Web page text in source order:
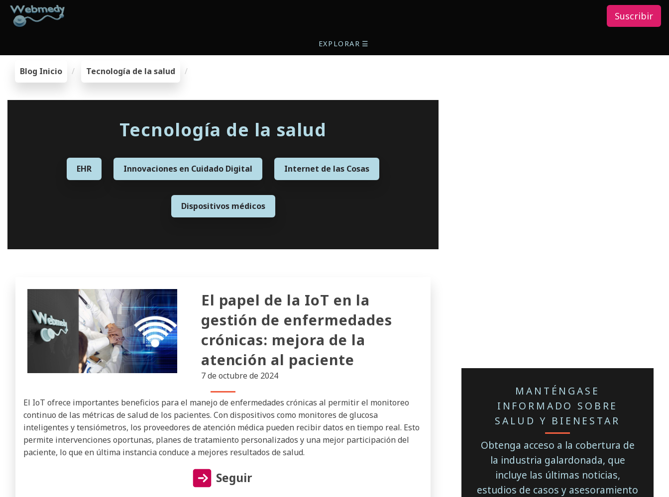
Suscribir
EXPLORAR ☰
Blog Inicio Tecnología de la salud
Tecnología de la salud
EHR Innovaciones en Cuidado Digital Internet de las Cosas
Dispositivos médicos
El papel de la IoT en la
gestión de enfermedades
crónicas: mejora de la
atención al paciente
7 de octubre de 2024
El IoT ofrece importantes beneficios para el manejo de enfermedades crónicas al permitir el monitoreo
continuo de las métricas de salud de los pacientes. Con dispositivos como monitores de glucosa
inteligentes y tensiómetros, los proveedores de atención médica pueden recibir datos en tiempo real. Esto
permite intervenciones oportunas, planes de tratamiento personalizados y una mejor participación del
paciente, lo que en última instancia conduce a mejores resultados de salud.
Seguir
MANTÉNGASE
INFORMADO SOBRE
SALUD Y BIENESTAR
Obtenga acceso a la cobertura de
la industria galardonada, que
incluye las últimas noticias,
estudios de casos y asesoramiento